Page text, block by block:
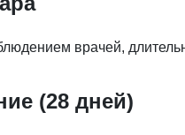
врачей,
(28 дней)